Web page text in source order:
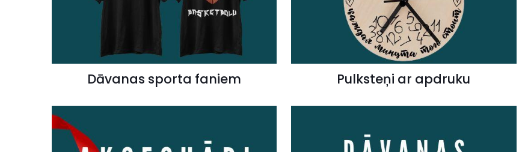
Dāvanas sporta faniem Pulksteņi ar apdruku